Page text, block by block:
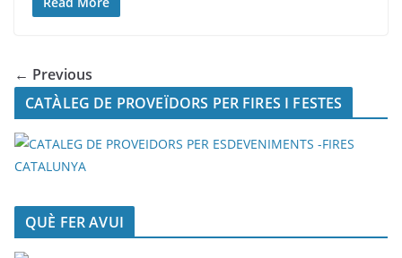
← Previous
CATÀLEG DE PROVEÏDORS PER FIRES I FESTES
QUÈ FER AVUI